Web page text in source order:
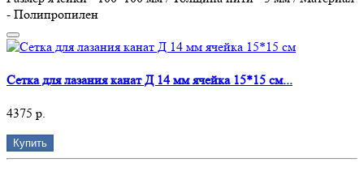
- Полипропилен
Сетка для лазания канат Д 14 мм ячейка 15*15 см...
4375 р.
Купить